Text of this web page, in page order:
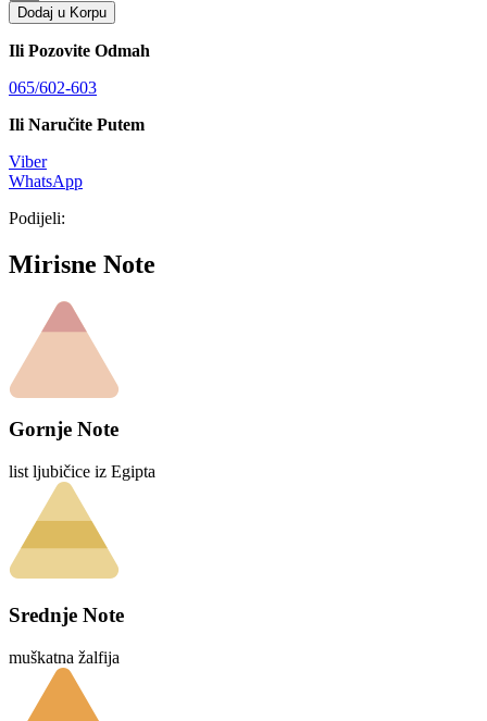
Dodaj u Korpu
Ili Pozovite Odmah
065/602-603
Ili Naručite Putem
Viber
WhatsApp
Podijeli:
Mirisne Note
Gornje Note
list ljubičice iz Egipta
Srednje Note
muškatna žalfija